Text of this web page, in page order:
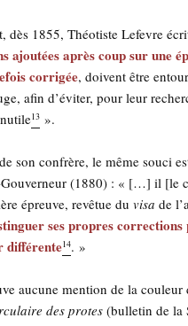
dès 1855, Théo­tiste Lefevre
ajou­tées après coup sur une
cor­ri­gée, doivent être
afin d’é­vi­ter, pour leur
13 ».
son confrère, le même sou­ci
(1880) : « […] il [le
épreuve, revê­tue duvisa de
ses propres cor­rec­tions
dif­fé­rente14. »
aucune men­tion de la cou­leur
des protes (bul­le­tin de la